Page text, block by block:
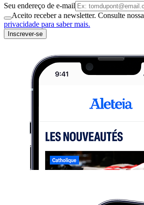
Seu endereço de e-mail
Aceito receber a newsletter. Consulte nossa
privacidade para saber mais.
Inscrever-se